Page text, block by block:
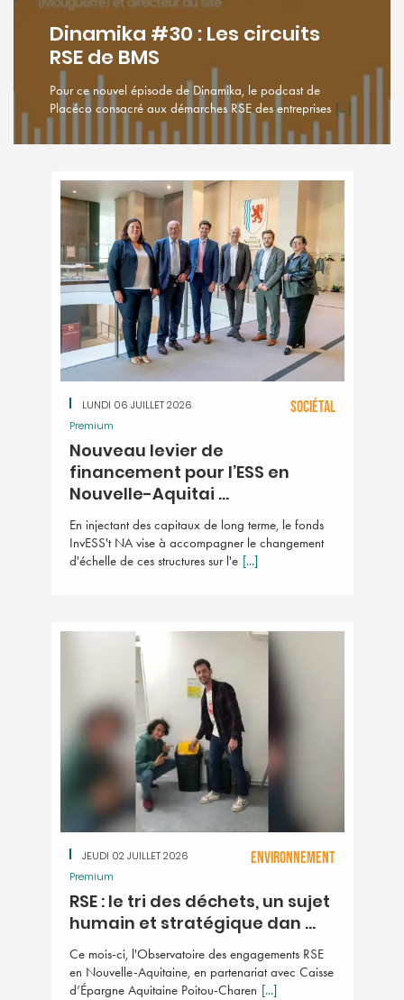
Dinamika #30 : Les circuits
RSE de BMS
Pour ce nouvel épisode de Dinamika, le podcast de
Placéco consacré aux démarches RSE des entreprises [...]
LUNDI 06 JUILLET 2026
Nouveau levier de
financement pour l’ESS en
Nouvelle-Aquitai ...
En injectant des capitaux de long terme, le fonds
InvESS't NA vise à accompagner le changement
d'échelle de ces structures sur l'e [...]
SOCIÉTAL
Premium
JEUDI 02 JUILLET 2026
RSE : le tri des déchets, un sujet
humain et stratégique dan ...
Ce mois-ci, l'Observatoire des engagements RSE
en Nouvelle-Aquitaine, en partenariat avec Caisse
d’Épargne Aquitaine Poitou-Charen [...]
ENVIRONNEMENT
Premium